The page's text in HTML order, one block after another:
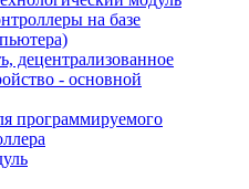
на базе
децентрализованное
- основной
программируемого